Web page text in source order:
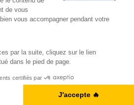
Vous en êtes où ?
Je fais le test